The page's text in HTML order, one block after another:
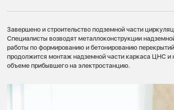
Завершено и строительство подземной части
Специалисты возводят металлоконструкции
работы по формированию и бетонированию
продолжится монтаж надземной части каркаса ЦНС и
объеме прибывшего на электростанцию.